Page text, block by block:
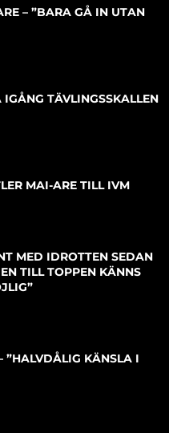
– ”BARA GÅ IN UTAN
TÄVLINGSSKALLEN
MAI-ARE TILL IVM
MED IDROTTEN SEDAN
TILL TOPPEN KÄNNS
”HALVDÅLIG KÄNSLA I